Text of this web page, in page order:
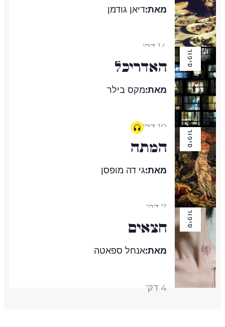
מאת:דיאן גודמן
14 דק'
סיפור האדריכל
מאת:מקס בילר
10 דק'
סיפור המתה
מאת:גי דה מופסן
7 דק'
סיפור חצאים
מאת:אנחל ספאטה
4 דק'